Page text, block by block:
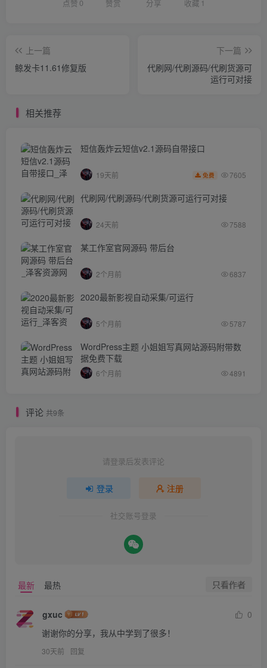
点赞 0 赞赏 分享 收藏 1
上一篇
鲸发卡11.61修复版
下一篇
代刷网/代刷源码/代刷货源可
运行可对接
相关推荐
短信轰炸云短信v2.1源码自带接口
19天前 免费 7605
代刷网/代刷源码/代刷货源可运行可对接
24天前 7588
某工作室官网源码 带后台
2个月前 6837
2020最新影视自动采集/可运行
5个月前 5787
WordPress主题 小姐姐写真网站源码附带数
据免费下载
6个月前 4891
评论 共9条
请登录后发表评论
登录 注册
社交账号登录
最新 最热 只看作者
gxuc
0
谢谢你的分享，我从中学到了很多！
30天前 回复